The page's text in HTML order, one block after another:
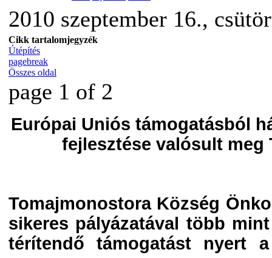
2010 szeptember 16.,
Cikk tartalomjegyzék
Útépítés
pagebreak
Összes oldal
page 1 of 2
Európai Uniós támogatásból
fejlesztése valósult meg
Tomajmonostora Község
sikeres pályázatával több
térítendő támogatást nyert